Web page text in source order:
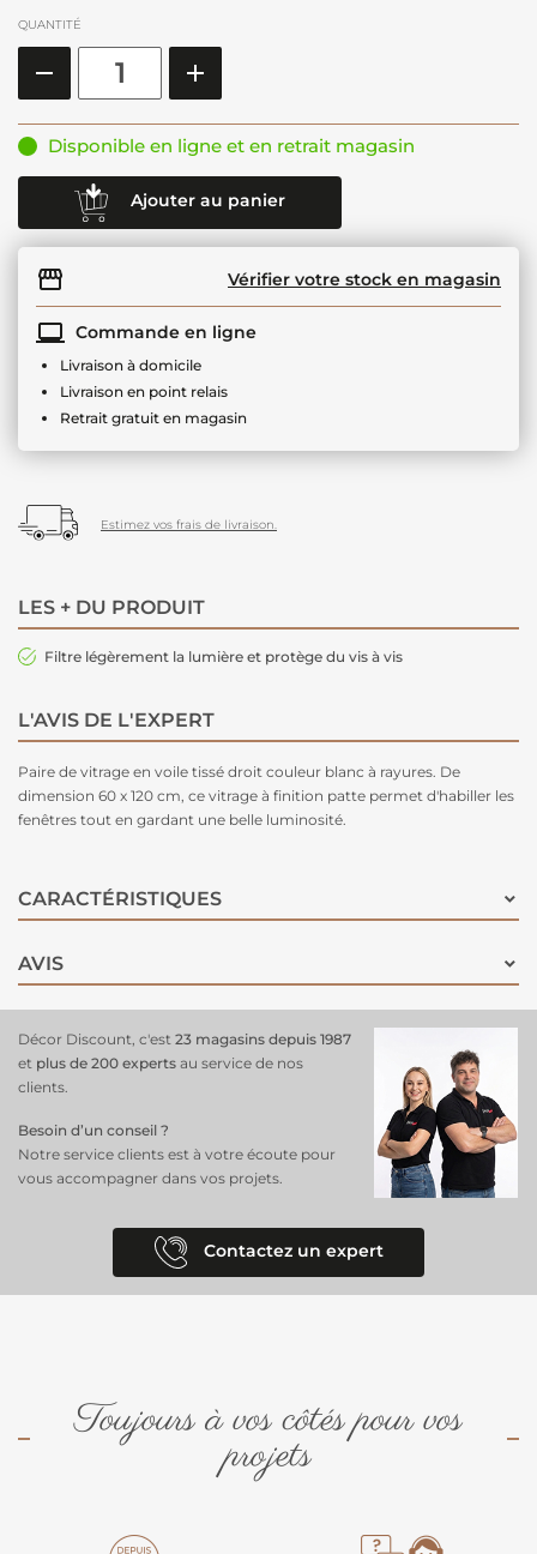
QUANTITÉ
Disponible en ligne et en retrait magasin
Ajouter au panier
Vérifier votre stock en magasin
Commande en ligne
Livraison à domicile
Livraison en point relais
Retrait gratuit en magasin
Estimez vos frais de livraison.
LES + DU PRODUIT
Filtre légèrement la lumière et protège du vis à vis
L'AVIS DE L'EXPERT
Paire de vitrage en voile tissé droit couleur blanc à rayures. De
dimension 60 x 120 cm, ce vitrage à finition patte permet d'habiller les
fenêtres tout en gardant une belle luminosité.
CARACTÉRISTIQUES
AVIS
Décor Discount, c'est 23 magasins depuis 1987
et plus de 200 experts au service de nos
clients.
Besoin d’un conseil ?
Notre service clients est à votre écoute pour
vous accompagner dans vos projets.
Contactez un expert
Toujours à vos côtés pour vos
projets